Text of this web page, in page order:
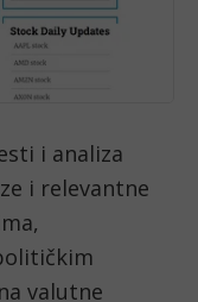
i analiza
i relevantne
valutne